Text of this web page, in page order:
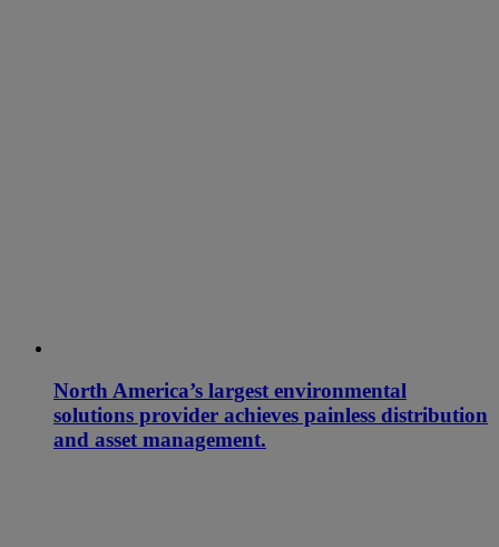
North America’s largest environmental
solutions provider achieves painless distribution
and asset management.